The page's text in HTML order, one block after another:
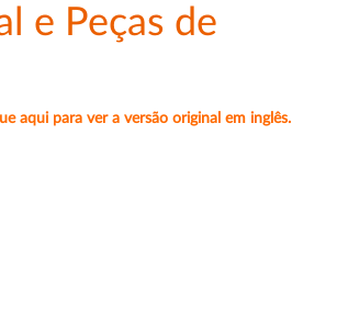
e Peças de
aqui para ver a versão original em inglês.